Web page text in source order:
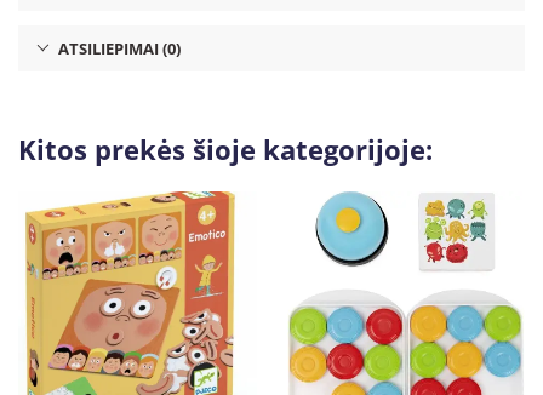
ATSILIEPIMAI (0)
Kitos prekės šioje kategorijoje: